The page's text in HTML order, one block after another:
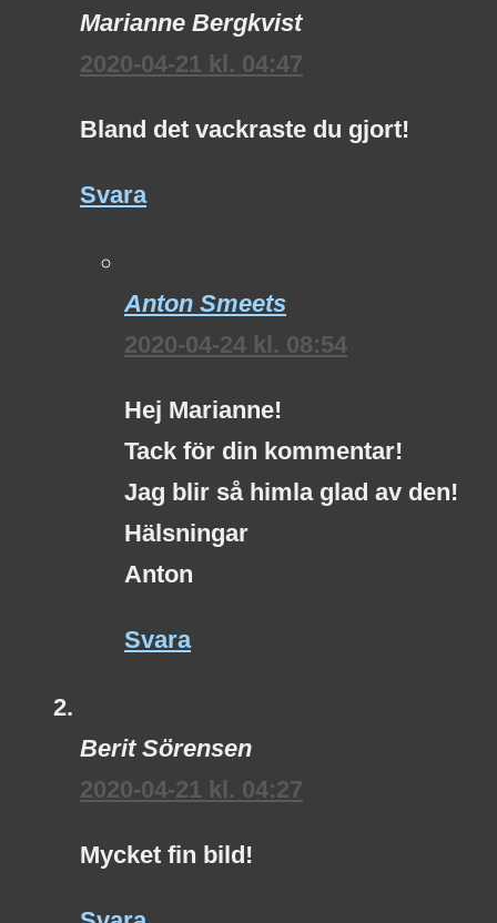
Marianne Bergkvist
2020-04-21 kl. 04:47
Bland det vackraste du gjort!
Svara
Anton Smeets
2020-04-24 kl. 08:54
Hej Marianne!
Tack för din kommentar!
Jag blir så himla glad av den!
Hälsningar
Anton
Svara
Berit Sörensen
2020-04-21 kl. 04:27
Mycket fin bild!